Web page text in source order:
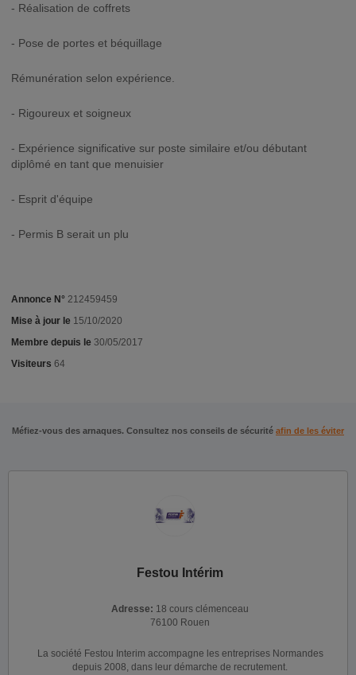
- Réalisation de coffrets
- Pose de portes et béquillage
Rémunération selon expérience.
- Rigoureux et soigneux
- Expérience significative sur poste similaire et/ou débutant
diplômé en tant que menuisier
- Esprit d'équipe
- Permis B serait un plu
Annonce N° 212459459
Mise à jour le 15/10/2020
Membre depuis le 30/05/2017
Visiteurs 64
Méfiez-vous des arnaques. Consultez nos conseils de sécurité afin de les éviter
Festou Intérim
Adresse: 18 cours clémenceau
76100 Rouen
La société Festou Interim accompagne les entreprises Normandes
depuis 2008, dans leur démarche de recrutement.